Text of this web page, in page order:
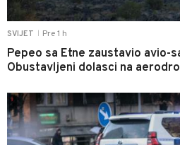
SVIJET Pre 1 h
Pepeo sa Etne zaustavio avio-
Obustavljeni dolasci na